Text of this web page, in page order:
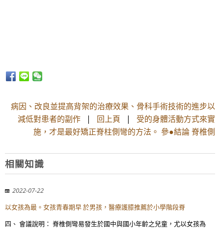
病因、改良並提高背架的治療效果、骨科手術技術的進步以
減低對患者的副作 | 回上頁 | 受的身體活動方式來實
施，才是最好矯正脊柱側彎的方法。 參●結論 脊椎側
相關知識
2022-07-22
以女孩為最。女孩青春期早 於男孩，醫療護膝推薦於小學階段脊
四、 會議說明： 脊椎側彎易發生於國中與國小年齡之兒童，尤以女孩為